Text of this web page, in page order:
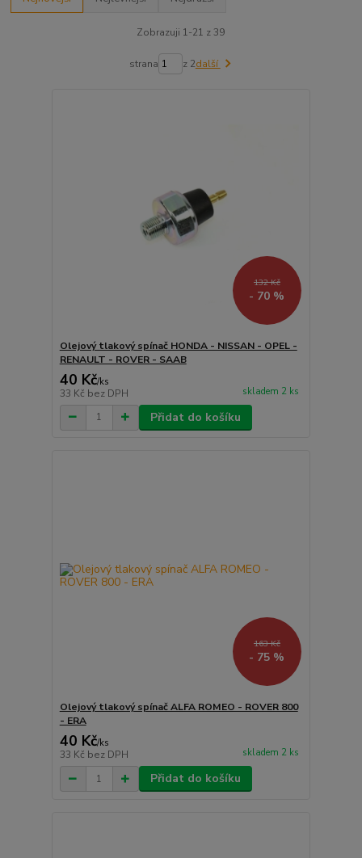
Zobrazuji 1-21 z 39
strana z 2další
132 Kč
- 70 %
Olejový tlakový spínač HONDA - NISSAN - OPEL -
RENAULT - ROVER - SAAB
40 Kč/ks
33 Kč bez DPH skladem 2 ks
Přidat do košíku
163 Kč
- 75 %
Olejový tlakový spínač ALFA ROMEO - ROVER 800
- ERA
40 Kč/ks
33 Kč bez DPH skladem 2 ks
Přidat do košíku